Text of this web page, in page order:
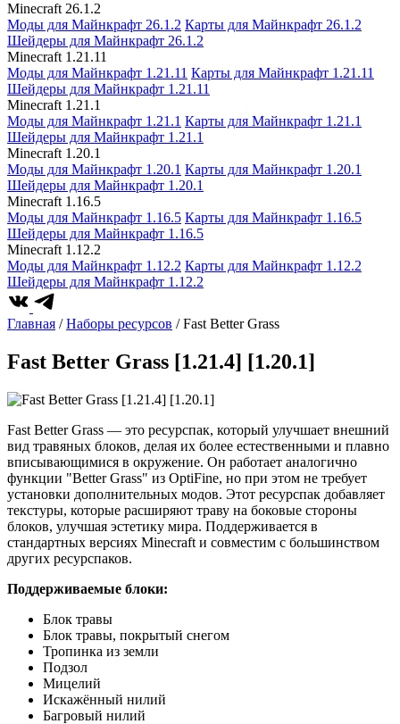
Minecraft 26.1.2
Моды для Майнкрафт 26.1.2 Карты для Майнкрафт 26.1.2
Шейдеры для Майнкрафт 26.1.2
Minecraft 1.21.11
Моды для Майнкрафт 1.21.11 Карты для Майнкрафт 1.21.11
Шейдеры для Майнкрафт 1.21.11
Minecraft 1.21.1
Моды для Майнкрафт 1.21.1 Карты для Майнкрафт 1.21.1
Шейдеры для Майнкрафт 1.21.1
Minecraft 1.20.1
Моды для Майнкрафт 1.20.1 Карты для Майнкрафт 1.20.1
Шейдеры для Майнкрафт 1.20.1
Minecraft 1.16.5
Моды для Майнкрафт 1.16.5 Карты для Майнкрафт 1.16.5
Шейдеры для Майнкрафт 1.16.5
Minecraft 1.12.2
Моды для Майнкрафт 1.12.2 Карты для Майнкрафт 1.12.2
Шейдеры для Майнкрафт 1.12.2
Главная /Наборы ресурсов / Fast Better Grass
Fast Better Grass [1.21.4] [1.20.1]
Fast Better Grass — это ресурспак, который улучшает внешний
вид травяных блоков, делая их более естественными и плавно
вписывающимися в окружение. Он работает аналогично
функции "Better Grass" из OptiFine, но при этом не требует
установки дополнительных модов. Этот ресурспак добавляет
текстуры, которые расширяют траву на боковые стороны
блоков, улучшая эстетику мира. Поддерживается в
стандартных версиях Minecraft и совместим с большинством
других ресурспаков.
Поддерживаемые блоки:
Блок травы
Блок травы, покрытый снегом
Тропинка из земли
Подзол
Мицелий
Искажённый нилий
Багровый нилий